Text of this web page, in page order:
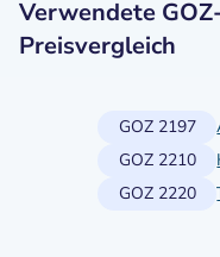
Verwendete
Preisvergleich
GOZ 2197
GOZ 2210
GOZ 2220